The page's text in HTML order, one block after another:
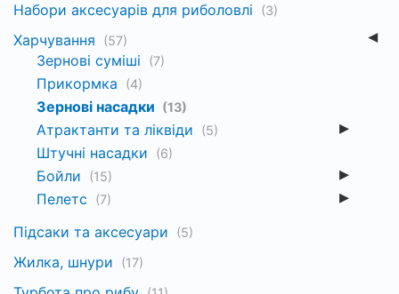
Набори аксесуарів для риболовлі (3)
Харчування (57)
Зернові суміші (7)
Прикормка (4)
Зернові насадки (13)
Атрактанти та ліквіди (5)
Штучні насадки (6)
Бойли (15)
Пелетс (7)
Підсаки та аксесуари (5)
Жилка, шнури (17)